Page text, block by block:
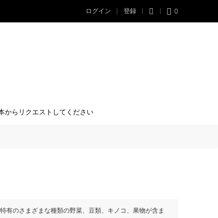
ログイン 登録 0
からリクエストしてください
有のさまざまな種類の野菜、豆類、キノコ、果物が含ま